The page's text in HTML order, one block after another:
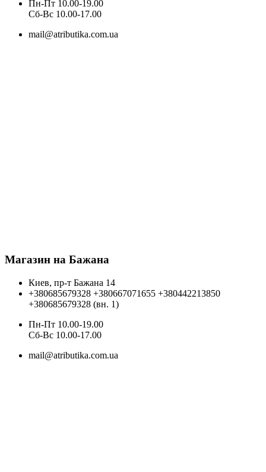
Пн-Пт 10.00-19.00
Cб-Вс 10.00-17.00
mail@atributika.com.ua
Магазин на Бажана
Киев, пр-т Бажана 14
+380685679328 +380667071655 +380442213850
+380685679328 (вн. 1)
Пн-Пт 10.00-19.00
Cб-Вс 10.00-17.00
mail@atributika.com.ua